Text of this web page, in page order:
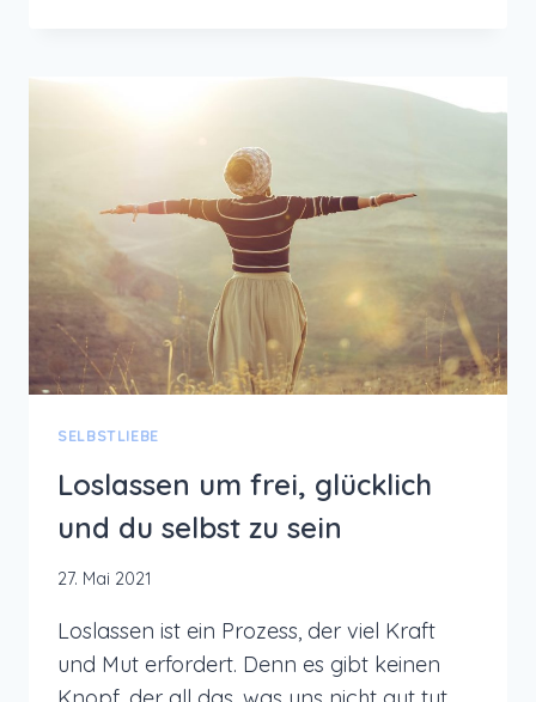
VERTRAUEN
LEBENSFREUDE
SELBSTLIEBE
Loslassen um frei, glücklich
und du selbst zu sein
27. Mai 2021
Loslassen ist ein Prozess, der viel Kraft
und Mut erfordert. Denn es gibt keinen